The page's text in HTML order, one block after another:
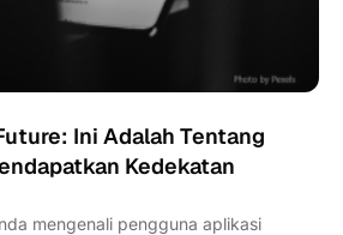
Ini Adalah Tentang
Kedekatan
mengenali pengguna aplikasi